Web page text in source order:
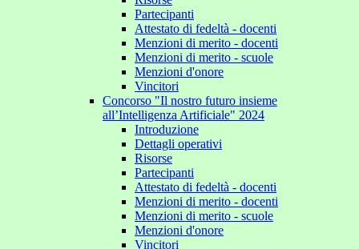
Partecipanti
Attestato di fedeltà - docenti
Menzioni di merito - docenti
Menzioni di merito - scuole
Menzioni d'onore
Vincitori
Concorso "Il nostro futuro insieme
all’Intelligenza Artificiale" 2024
Introduzione
Dettagli operativi
Risorse
Partecipanti
Attestato di fedeltà - docenti
Menzioni di merito - docenti
Menzioni di merito - scuole
Menzioni d'onore
Vincitori